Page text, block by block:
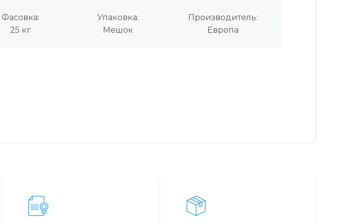
Фасовка:
25 кг
Упаковка:
Мешок
Производитель:
Европа